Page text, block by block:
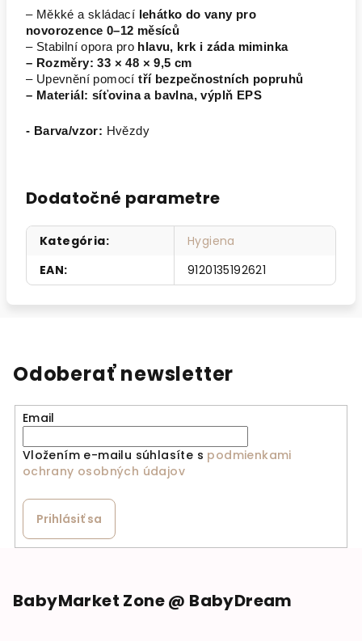
– Měkké a skládací lehátko do vany pro
novorozence 0–12 měsíců
– Stabilní opora pro hlavu, krk i záda miminka
– Rozměry: 33 × 48 × 9,5 cm
– Upevnění pomocítří bezpečnostních popruhů
– Materiál: síťovina a bavlna, výplň EPS
- Barva/vzor: Hvězdy
Dodatočné parametre
Kategória:
Hygiena
EAN: 9120135192621
Odoberať newsletter
Email
Vložením e-mailu súhlasíte s podmienkami
ochrany osobných údajov
Prihlásiť sa
BabyMarket Zone @ BabyDream